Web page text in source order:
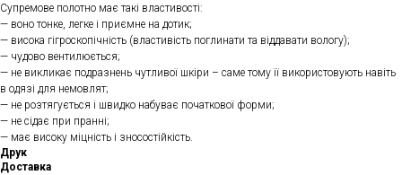
Супремове полотно має такі властивості:
— воно тонке, легке і приємне на дотик;
— висока гігроскопічність (властивість поглинати та віддавати вологу);
— чудово вентилюється;
— не викликає подразнень чутливої ​​шкіри – саме тому її використовують навіть
в одязі для немовлят;
— не розтягується і швидко набуває початкової форми;
— не сідає при пранні;
— має високу міцність і зносостійкість.
Друк
Доставка